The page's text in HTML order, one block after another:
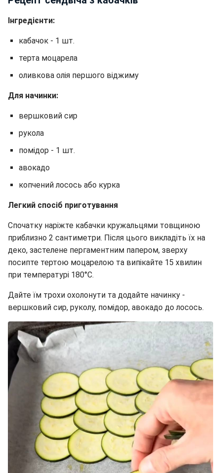
Інгредієнти:
кабачок - 1 шт.
терта моцарела
оливкова олія першого віджиму
Для начинки:
вершковий сир
рукола
помідор - 1 шт.
авокадо
копчений лосось або курка
Легкий спосіб приготування
Спочатку наріжте кабачки кружальцями товщиною
приблизно 2 сантиметри. Після цього викладіть їх на
деко, застелене пергаментним папером, зверху
посипте тертою моцарелою та випікайте 15 хвилин
при температурі 180°C.
Дайте їм трохи охолонути та додайте начинку -
вершковий сир, руколу, помідор, авокадо до лосось.